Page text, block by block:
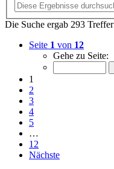
Die Suche ergab 293 Treffer
Seite 1 von 12
Gehe zu Seite:
1
2
3
4
5
…
12
Nächste